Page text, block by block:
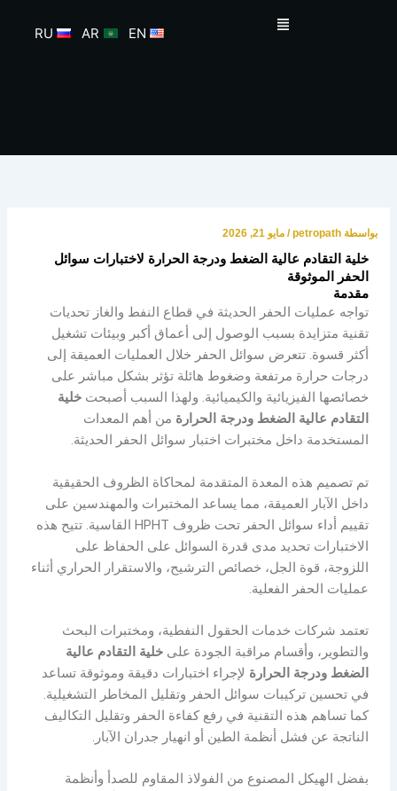
القائمة
EN
AR
RU
بواسطة petropath
/مايو 21, 2026
خلية التقادم عالية الضغط ودرجة الحرارة لاختبارات سوائل
الحفر الموثوقة
مقدمة
تواجه عمليات الحفر الحديثة في قطاع النفط والغاز تحديات
تقنية متزايدة بسبب الوصول إلى أعماق أكبر وبيئات تشغيل
أكثر قسوة. تتعرض سوائل الحفر خلال العمليات العميقة إلى
درجات حرارة مرتفعة وضغوط هائلة تؤثر بشكل مباشر على
خصائصها الفيزيائية والكيميائية. ولهذا السبب أصبحتخلية
التقادم عالية الضغط ودرجة الحرارة من أهم المعدات
المستخدمة داخل مختبرات اختبار سوائل الحفر الحديثة.
تم تصميم هذه المعدة المتقدمة لمحاكاة الظروف الحقيقية
داخل الآبار العميقة، مما يساعد المختبرات والمهندسين على
تقييم أداء سوائل الحفر تحت ظروف HPHT القاسية. تتيح هذه
الاختبارات تحديد مدى قدرة السوائل على الحفاظ على
اللزوجة، قوة الجل، خصائص الترشيح، والاستقرار الحراري أثناء
عمليات الحفر الفعلية.
تعتمد شركات خدمات الحقول النفطية، ومختبرات البحث
والتطوير، وأقسام مراقبة الجودة علىخلية التقادم عالية
الضغط ودرجة الحرارة لإجراء اختبارات دقيقة وموثوقة تساعد
في تحسين تركيبات سوائل الحفر وتقليل المخاطر التشغيلية.
كما تساهم هذه التقنية في رفع كفاءة الحفر وتقليل التكاليف
الناتجة عن فشل أنظمة الطين أو انهيار جدران الآبار.
بفضل الهيكل المصنوع من الفولاذ المقاوم للصدأ وأنظمة